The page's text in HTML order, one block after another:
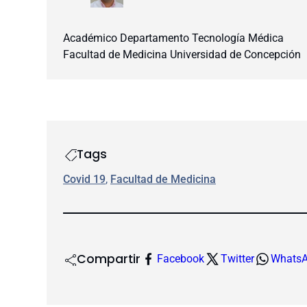
Académico Departamento Tecnología Médica
Facultad de Medicina Universidad de Concepción
Tags
Covid 19, Facultad de Medicina
Compartir Facebook Twitter